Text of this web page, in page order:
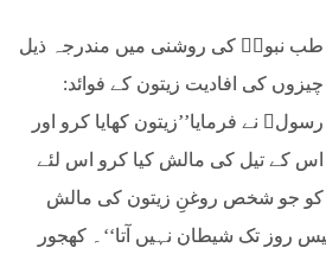
طب نبویؐ کی روشنی میں مندرجہ ذیل
چیزوں کی افادیت زیتون کے فوائد:
رسولﷺ نے فرمایا’’زیتون کھایا کرو اور
اس کے تیل کی مالش کیا کرو اس لئے
کو جو شخص روغنِ زیتون کی مالش
روز تک شیطان نہیں آتا‘‘۔ کھجور